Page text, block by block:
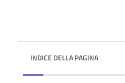
INDICE DELLA PAGINA